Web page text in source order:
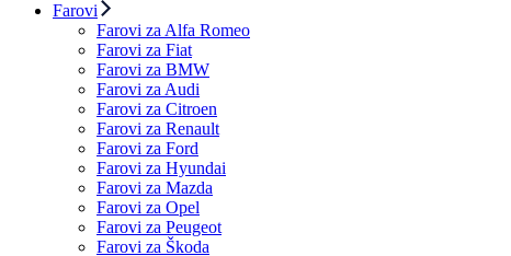
Farovi
Farovi za Alfa Romeo
Farovi za Fiat
Farovi za BMW
Farovi za Audi
Farovi za Citroen
Farovi za Renault
Farovi za Ford
Farovi za Hyundai
Farovi za Mazda
Farovi za Opel
Farovi za Peugeot
Farovi za Škoda